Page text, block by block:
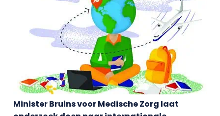
Minister Bruins voor Medische Zorg laat